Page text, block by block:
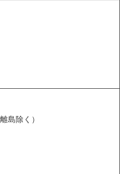
島除く）